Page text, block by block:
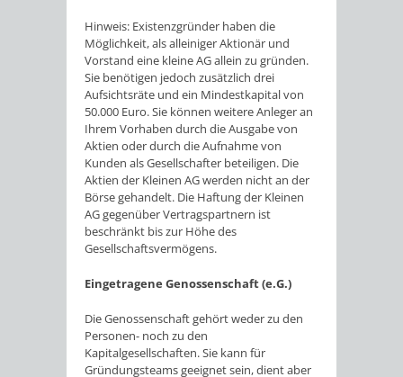
Hinweis: Existenzgründer haben die
Möglichkeit, als alleiniger Aktionär und
Vorstand eine kleine AG allein zu gründen.
Sie benötigen jedoch zusätzlich drei
Aufsichtsräte und ein Mindestkapital von
50.000 Euro. Sie können weitere Anleger an
Ihrem Vorhaben durch die Ausgabe von
Aktien oder durch die Aufnahme von
Kunden als Gesellschafter beteiligen. Die
Aktien der Kleinen AG werden nicht an der
Börse gehandelt. Die Haftung der Kleinen
AG gegenüber Vertragspartnern ist
beschränkt bis zur Höhe des
Gesellschaftsvermögens.
Eingetragene Genossenschaft (e.G.)
Die Genossenschaft gehört weder zu den
Personen- noch zu den
Kapitalgesellschaften. Sie kann für
Gründungsteams geeignet sein, dient aber